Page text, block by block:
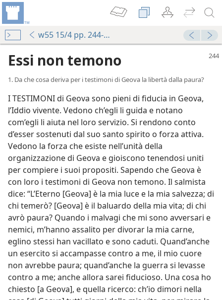
w55 15/4 pp. 244-252
Essi non temono
1. Da che cosa deriva per i testimoni di Geova la libertà dalla paura?
I TESTIMONI di Geova sono pieni di fiducia in Geova,
l’Iddio vivente. Vedono ch’egli li guida e notano
com’egli li aiuta nel loro servizio. Si rendono conto
d’esser sostenuti dal suo santo spirito o forza attiva.
Vedono la forza che esiste nell’unità della
organizzazione di Geova e gioiscono tenendosi uniti
per compiere i suoi propositi. Sapendo che Geova è
con loro i testimoni di Geova non temono. Il salmista
dice: “L’Eterno [Geova] è la mia luce e la mia salvezza; di
chi temerò? [Geova] è il baluardo della mia vita; di chi
avrò paura? Quando i malvagi che mi sono avversari e
nemici, m’hanno assalito per divorar la mia carne,
eglino stessi han vacillato e sono caduti. Quand’anche
un esercito si accampasse contro a me, il mio cuore
non avrebbe paura; quand’anche la guerra si levasse
contro a me; anche allora sarei fiducioso. Una cosa ho
chiesto [a Geova], e quella ricerco: ch’io dimori nella